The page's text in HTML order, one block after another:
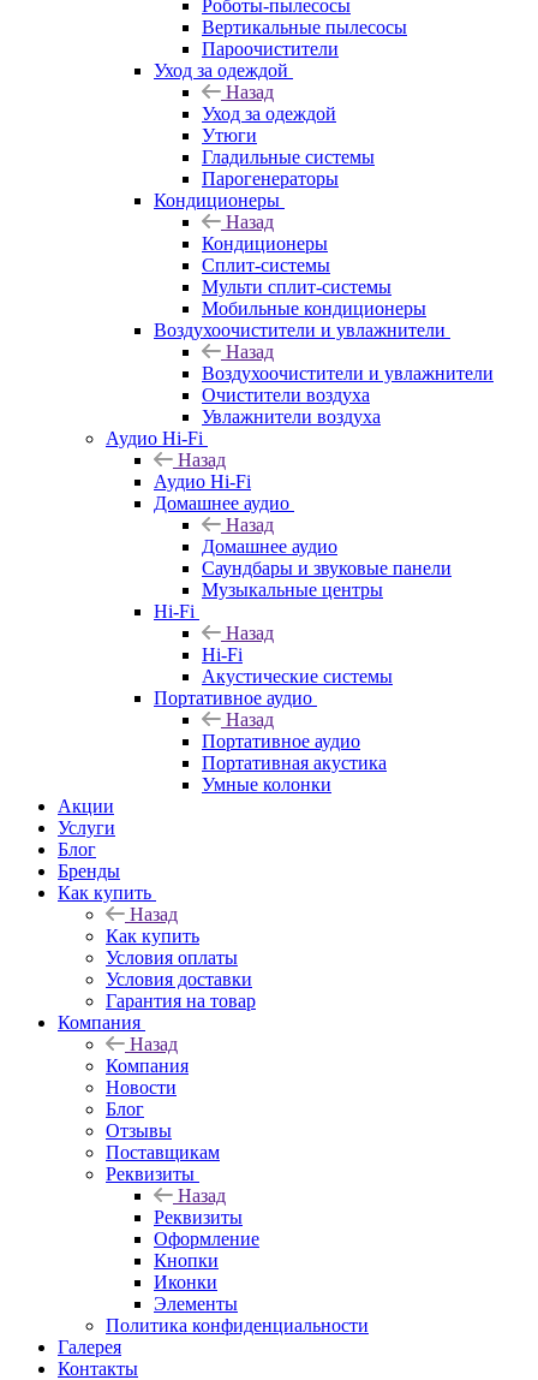
Роботы-пылесосы
Вертикальные пылесосы
Пароочистители
Уход за одеждой
Назад
Уход за одеждой
Утюги
Гладильные системы
Парогенераторы
Кондиционеры
Назад
Кондиционеры
Сплит-системы
Мульти сплит-системы
Мобильные кондиционеры
Воздухоочистители и увлажнители
Назад
Воздухоочистители и увлажнители
Очистители воздуха
Увлажнители воздуха
Аудио Hi-Fi
Назад
Аудио Hi-Fi
Домашнее аудио
Назад
Домашнее аудио
Саундбары и звуковые панели
Музыкальные центры
Hi-Fi
Назад
Hi-Fi
Акустические системы
Портативное аудио
Назад
Портативное аудио
Портативная акустика
Умные колонки
Акции
Услуги
Блог
Бренды
Как купить
Назад
Как купить
Условия оплаты
Условия доставки
Гарантия на товар
Компания
Назад
Компания
Новости
Блог
Отзывы
Поставщикам
Реквизиты
Назад
Реквизиты
Оформление
Кнопки
Иконки
Элементы
Политика конфиденциальности
Галерея
Контакты